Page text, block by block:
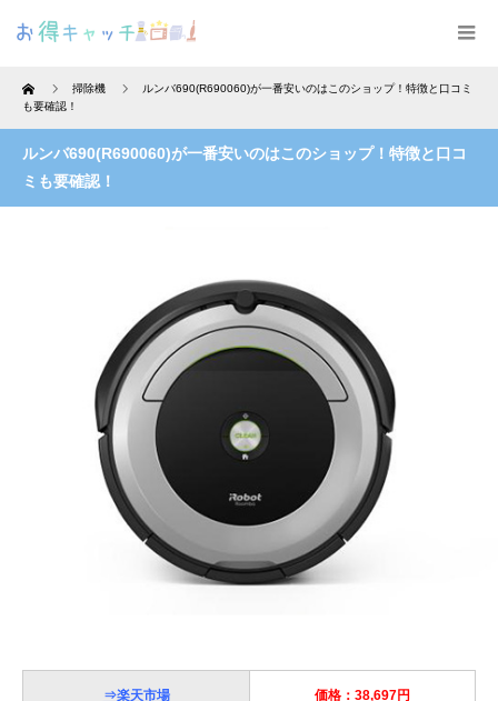
Home 掃除機
ルンバ690(R690060)が一番安いのはこのショップ！特徴と口コミ
も要確認！
ルンバ690(R690060)が一番安いのはこのショップ！特徴と口コ
ミも要確認！
⇒楽天市場 価格：38,697円